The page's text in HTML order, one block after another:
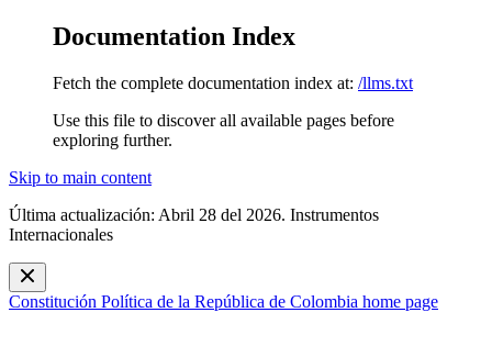
Documentation Index
Fetch the complete documentation index at: /llms.txt
Use this file to discover all available pages before
exploring further.
Skip to main content
Última actualización: Abril 28 del 2026. Instrumentos
Internacionales
Constitución Política de la República de Colombia home page